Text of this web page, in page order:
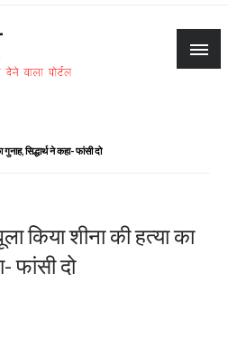
सिद्धार्थ ने कहा- फांसी दो
किया शीना की हत्या का
फांसी दो